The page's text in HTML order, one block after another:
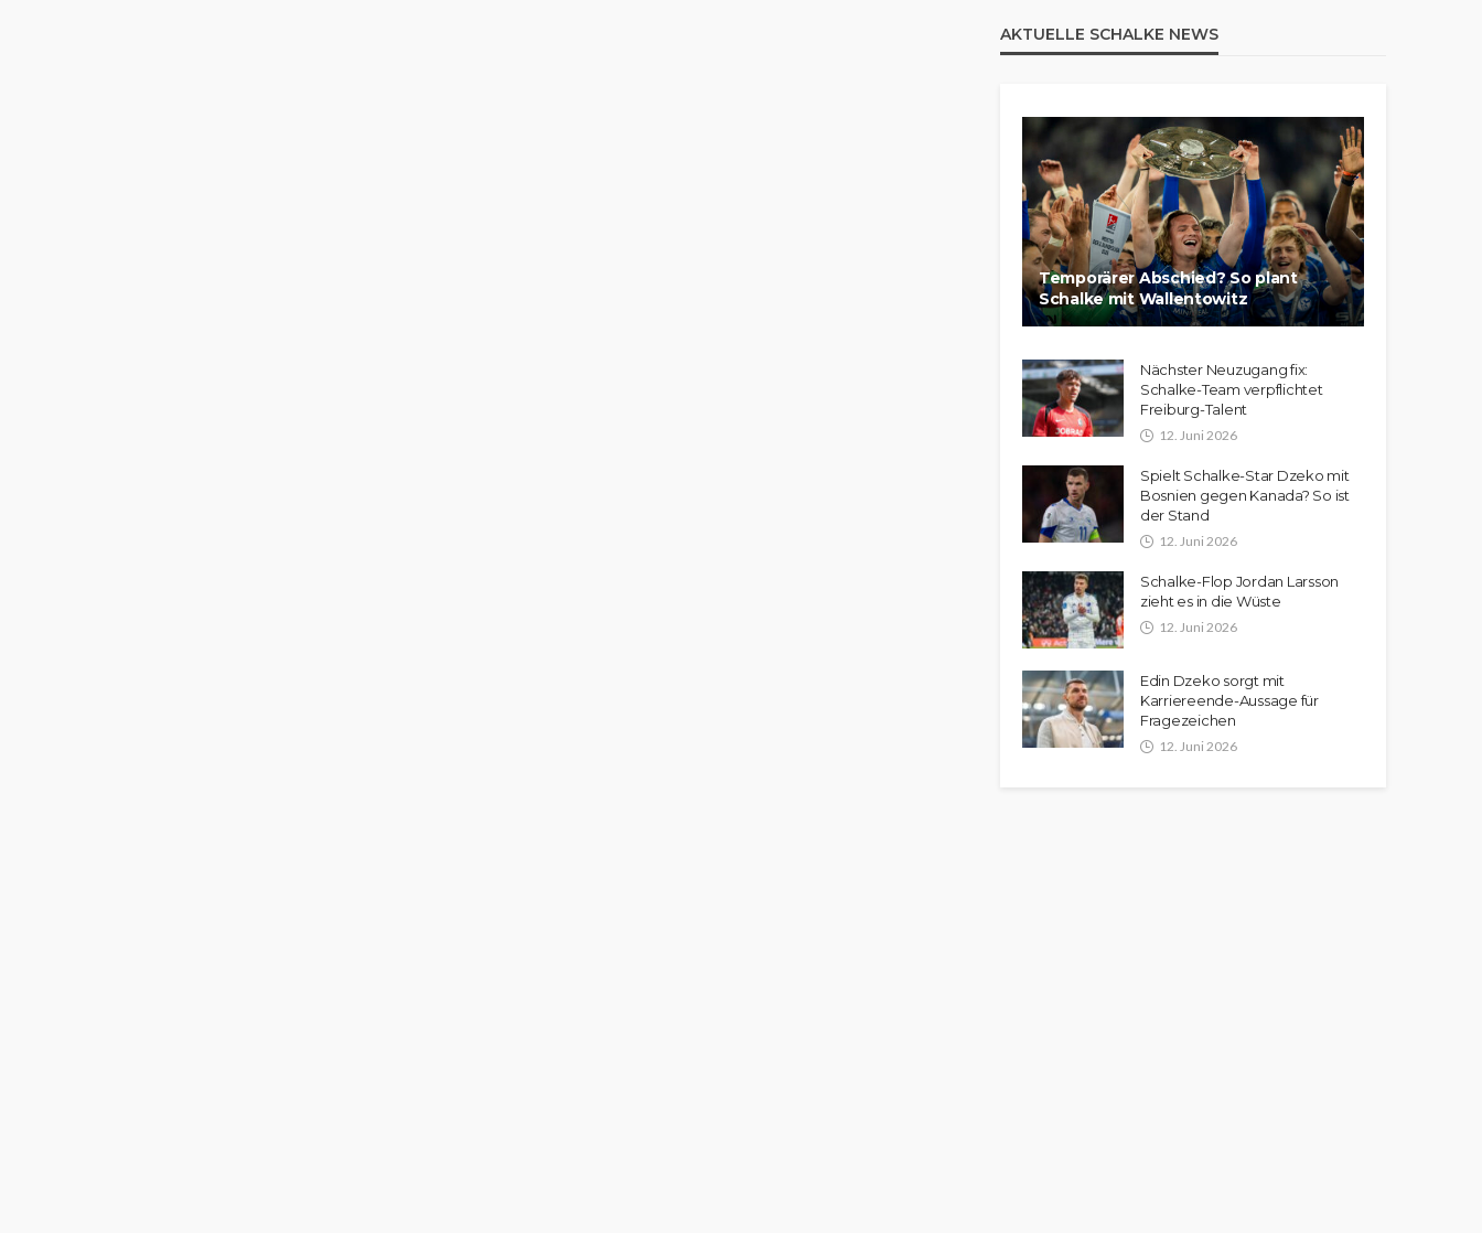
AKTUELLE SCHALKE NEWS
Temporärer Abschied? So plant
Schalke mit Wallentowitz
Nächster Neuzugang fix:
Schalke-Team verpflichtet
Freiburg-Talent
12. Juni 2026
Spielt Schalke-Star Dzeko mit
Bosnien gegen Kanada? So ist
der Stand
12. Juni 2026
Schalke-Flop Jordan Larsson
zieht es in die Wüste
12. Juni 2026
Edin Dzeko sorgt mit
Karriereende-Aussage für
Fragezeichen
12. Juni 2026